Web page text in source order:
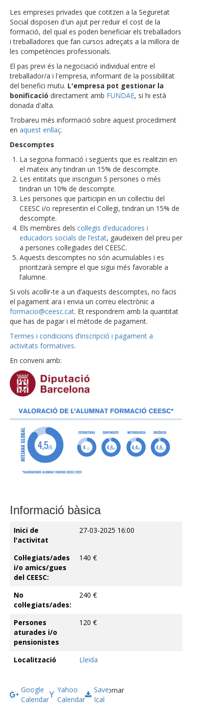
Les empreses privades que cotitzen a la Seguretat
Social disposen d'un ajut per reduir el cost de la
formació, del qual es poden beneficiar els treballadors
i treballadores que fan cursos adreçats a la millora de
les competències professionals.
El pas previ és la negociació individual entre el
treballador/a i l'empresa, informant de la possibilitat
del benefici mutu. L'empresa pot gestionar la
bonificació directament amb FUNDAE, si hi està
donada d'alta.
Trobareu més informació sobre aquest procediment
en aquest enllaç.
Descomptes
La segona formació i següents que es realitzin en
el mateix any tindran un 15% de descompte.
Les entitats que inscriguin 5 persones o més
tindran un 10% de descompte.
Les persones que participin en un col·lectiu del
CEESC i/o representin el Col·legi, tindran un 15% de
descompte.
Els membres dels col·legis d’educadores i
educadors socials de l’estat, gaudeixen del preu per
a persones col·legiades del CEESC.
Aquests descomptes no són acumulables i es
prioritzarà sempre el que sigui més favorable a
l’alumne.
Si vols acollir-te a un d’aquests descomptes, no facis
el pagament ara i envia un correu electrònic a
formacio@ceesc.cat. Et respondrem amb la quantitat
que has de pagar i el mètode de pagament.
Termes i condicions d’inscripció i pagament a
activitats formatives.
En conveni amb:
Informació bàsica
Inici de
l'activitat
27-03-2025 16:00
Col·legiats/ades
i/o amics/gues
del CEESC:
140 €
No
col·legiats/ades:
240 €
Persones
aturades i/o
pensionistes
120 €
Localització Lleida
Google
Calendar
Yahoo
Calendar
Save
Ical
Tornar